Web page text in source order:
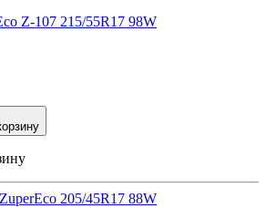
Z-107 215/55R17 98W
205/45R17 88W